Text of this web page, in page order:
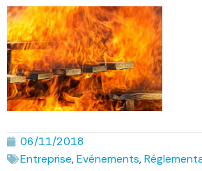
06/11/2018
Entreprise,Evénements,